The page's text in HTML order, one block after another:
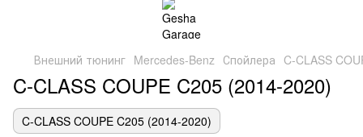
Внешний тюнинг Mercedes-Benz Спойлера C-CLASS
C-CLASS COUPE C205 (2014-2020)
C-CLASS COUPE C205 (2014-2020)